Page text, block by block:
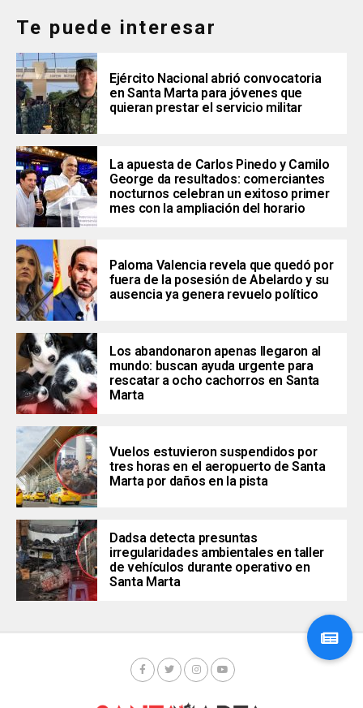
Te puede interesar
Ejército Nacional abrió convocatoria
en Santa Marta para jóvenes que
quieran prestar el servicio militar
La apuesta de Carlos Pinedo y Camilo
George da resultados: comerciantes
nocturnos celebran un exitoso primer
mes con la ampliación del horario
Paloma Valencia revela que quedó por
fuera de la posesión de Abelardo y su
ausencia ya genera revuelo político
Los abandonaron apenas llegaron al
mundo: buscan ayuda urgente para
rescatar a ocho cachorros en Santa
Marta
Vuelos estuvieron suspendidos por
tres horas en el aeropuerto de Santa
Marta por daños en la pista
Dadsa detecta presuntas
irregularidades ambientales en taller
de vehículos durante operativo en
Santa Marta